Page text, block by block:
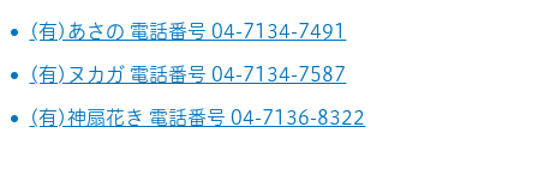
(有)あさの 電話番号 04-7134-7491
(有)ヌカガ 電話番号 04-7134-7587
(有)神扇花き 電話番号 04-7136-8322